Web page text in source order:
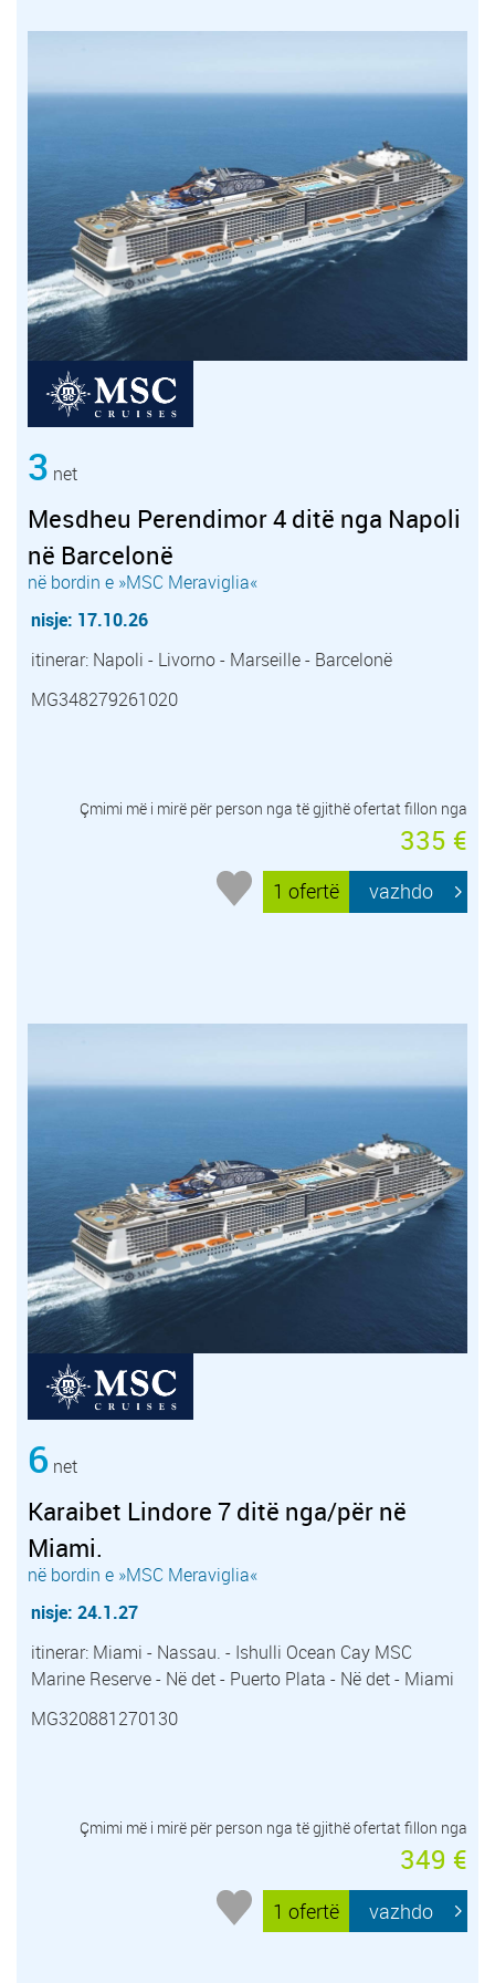
3 net
Mesdheu Perendimor 4 ditë nga Napoli
në Barcelonë
në bordin e »MSC Meraviglia«
nisje: 17.10.26
itinerar: Napoli - Livorno - Marseille - Barcelonë
MG348279261020
Çmimi më i mirë për person nga të gjithë ofertat fillon nga
335 €
1 ofertë vazhdo
6 net
Karaibet Lindore 7 ditë nga/për në
Miami.
në bordin e »MSC Meraviglia«
nisje: 24.1.27
itinerar: Miami - Nassau. - Ishulli Ocean Cay MSC
Marine Reserve - Në det - Puerto Plata - Në det - Miami
MG320881270130
Çmimi më i mirë për person nga të gjithë ofertat fillon nga
349 €
1 ofertë vazhdo